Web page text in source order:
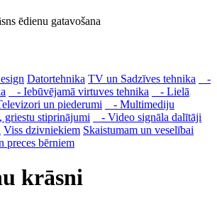
ēdienu gatavošana
Datortehnika TV un Sadzīves tehnika
-
- Iebūvējamā virtuves tehnika
- Lielā
un piederumi
- Multimediju
griestu stiprinājumi
- Video signāla dalītāji
Viss dzivniekiem Skaistumam un veselībai
preces bērniem
krāsni